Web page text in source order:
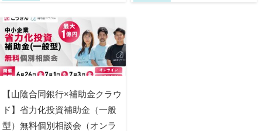
【山陰合同銀行×補助金クラウ
ド】省力化投資補助金（一般
型）無料個別相談会（オンラ